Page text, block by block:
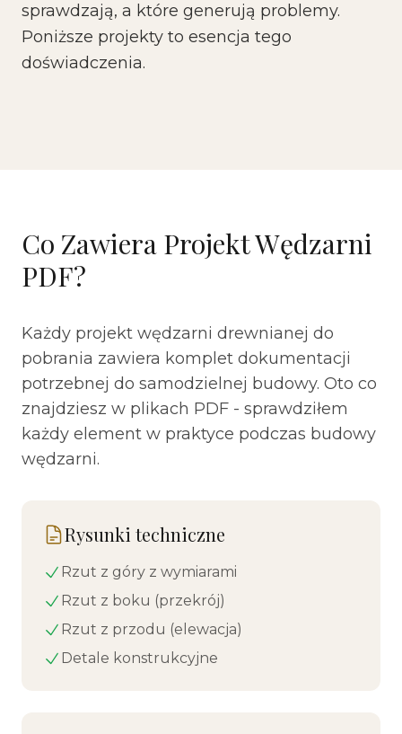
sprawdzają, a które generują problemy.
Poniższe projekty to esencja tego
doświadczenia.
Co Zawiera Projekt Wędzarni
PDF?
Każdy projekt wędzarni drewnianej do
pobrania zawiera komplet dokumentacji
potrzebnej do samodzielnej budowy. Oto co
znajdziesz w plikach PDF - sprawdziłem
każdy element w praktyce podczas budowy
wędzarni.
Rysunki techniczne
Rzut z góry z wymiarami
Rzut z boku (przekrój)
Rzut z przodu (elewacja)
Detale konstrukcyjne